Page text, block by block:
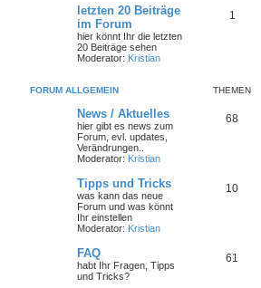
letzten 20 Beiträge
im Forum
hier könnt Ihr die letzten
20 Beiträge sehen
Moderator: Kristian
1
FORUM ALLGEMEIN THEMEN
News / Aktuelles
hier gibt es news zum
Forum, evl. updates,
Verändrungen..
Moderator: Kristian
68
Tipps und Tricks
was kann das neue
Forum und was könnt
Ihr einstellen
Moderator: Kristian
10
FAQ
habt Ihr Fragen, Tipps
und Tricks?
61